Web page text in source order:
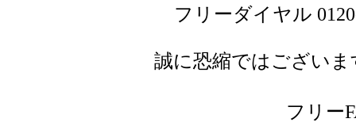
フリーダイヤル
誠に恐縮ではござい
フリー